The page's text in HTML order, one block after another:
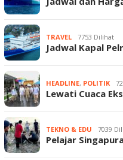
TRAVEL 7753 Dilihat
Jadwal Kapal
HEADLINE, POLITIK
Lewati Cuaca
TEKNO & EDU 7039
Pelajar